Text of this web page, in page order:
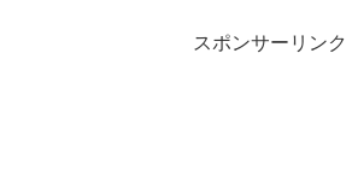
スポンサーリンク